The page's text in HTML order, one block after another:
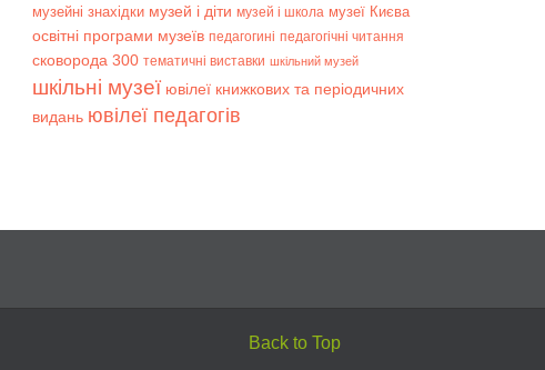
музейні знахідки музей і діти музей і школа музеї Києва
освітні програми музеїв педагогині педагогічні читання
сковорода 300 тематичні виставки шкільний музей
шкільні музеї ювілеї книжкових та періодичних
видань ювілеї педагогів
Back to Top